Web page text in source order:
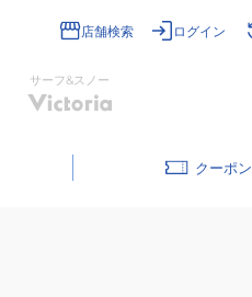
店舗検索 ログイン
サーフ&スノー
クーポン